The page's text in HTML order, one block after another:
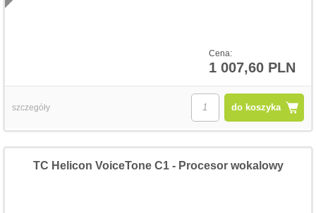
Cena:
1 007,60 PLN
do koszyka
szczegóły
TC Helicon VoiceTone C1 - Procesor wokalowy